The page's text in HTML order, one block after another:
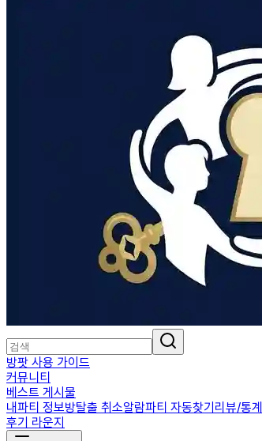
방팟 사용 가이드
커뮤니티
베스트 게시물
내파티 정보방탈출 취소알람파티 자동찾기리뷰/통계
후기 라운지